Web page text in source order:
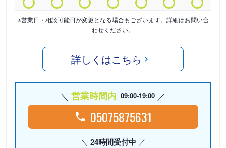
※営業日・相談可能日が変更となる場合もございます。詳細はお問い合
わせください。
詳しくはこちら
営業時間内 09:00-19:00
05075875631
24時間受付中